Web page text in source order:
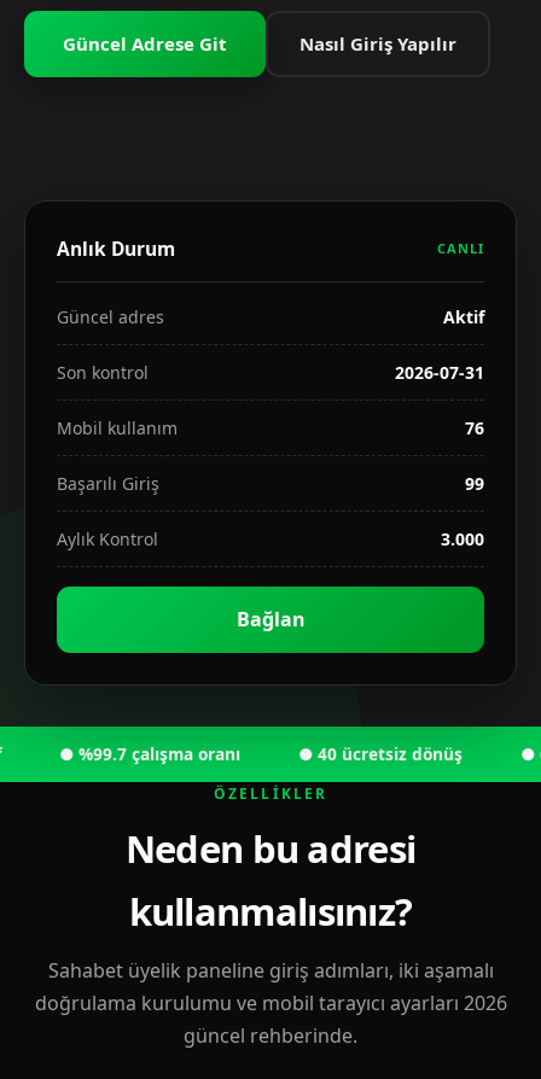
Güncel Adrese Git Nasıl Giriş Yapılır
Anlık Durum CANLI
Güncel adres Aktif
Son kontrol 2026-07-31
Mobil kullanım 76
Başarılı Giriş 99
Aylık Kontrol 3.000
Bağlan
● %99.7 çalışma oranı ● 40 ücretsiz dönüş ●
ÖZELLIKLER
Neden bu adresi
kullanmalısınız?
Sahabet üyelik paneline giriş adımları, iki aşamalı
doğrulama kurulumu ve mobil tarayıcı ayarları 2026
güncel rehberinde.